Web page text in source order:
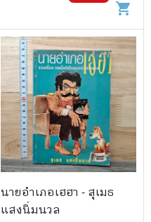
shopping_cart
นายอำเภอเฮฮา - สุเมธ
แสงนิ่มนวล